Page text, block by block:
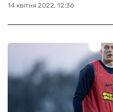
14 квітня 2022, 12:36